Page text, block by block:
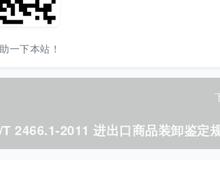
一下本站！